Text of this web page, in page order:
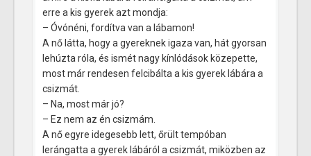
erre a kis gyerek azt mondja:
– Óvónéni, fordítva van a lábamon!
A nő látta, hogy a gyereknek igaza van, hát gyorsan
lehúzta róla, és ismét nagy kínlódások közepette,
most már rendesen felcibálta a kis gyerek lábára a
csizmát.
– Na, most már jó?
– Ez nem az én csizmám.
A nő egyre idegesebb lett, őrült tempóban
lerángatta a gyerek lábáról a csizmát, miközben az